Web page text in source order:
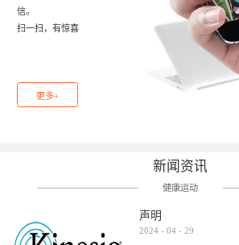
信。
扫一扫，有惊喜
更多+
新闻资讯
健康运动
声明
2024 - 04 - 29